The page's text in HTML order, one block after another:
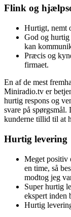
Flink og
Hurtigt, nemt
God og hurtig
kan
Præcis og
firmaet.
En af de mest
Miniradio.tv er
hurtig respons og
svare på
kunderne tillid til at
Hurtig levering
Meget positiv
en time, så
modtog jeg
Super hurtig
ekspert inden
Hurtig